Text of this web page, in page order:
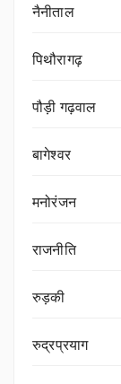
नैनीताल
पिथौरागढ़
पौड़ी गढ़वाल
बागेश्वर
मनोरंजन
राजनीति
रुड़की
रुद्रप्रयाग